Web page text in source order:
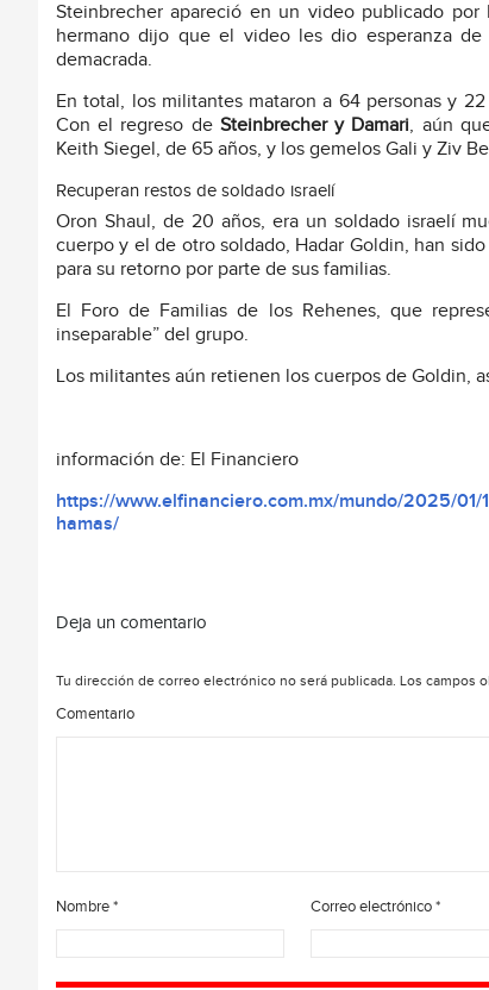
Steinbrecher apareció en un video publicado
hermano dijo que el video les dio esperanza
demacrada.
En total, los militantes mataron a 64 personas y
Con el regreso de Steinbrecher y Damari, aún
Keith Siegel, de 65 años, y los gemelos Gali y Ziv
Recuperan restos de soldado israelí
Oron Shaul, de 20 años, era un soldado israelí
cuerpo y el de otro soldado, Hadar Goldin, han
para su retorno por parte de sus familias.
El Foro de Familias de los Rehenes, que
inseparable” del grupo.
Los militantes aún retienen los cuerpos de Goldin,
información de: El Financiero
https://www.elfinanciero.com.mx/mundo/2025/
hamas/
Deja un comentario
Tu dirección de correo electrónico no será publicada. Los campos
Comentario
Nombre* Correo electrónico*